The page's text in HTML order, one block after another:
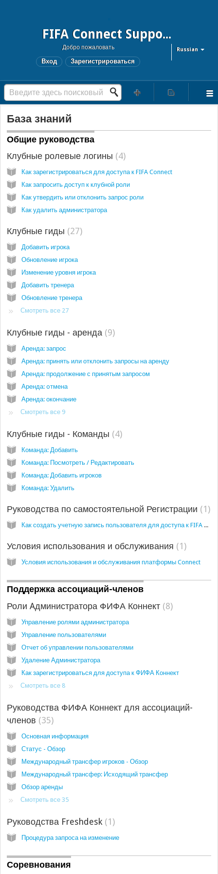
FIFA Connect Support and FCMS Support
Russian
Добро пожаловать
Вход Зарегистрироваться
База знаний
Общие руководства
Клубные ролевые логины
4
Как зарегистрироваться для доступа к FIFA Connect
Как запросить доступ к клубной роли
Как утвердить или отклонить запрос роли
Как удалить администратора
Клубные гиды 27
Добавить игрока
Обновление игрока
Изменение уровня игрока
Добавить тренера
Обновление тренера
Смотреть все 27
Клубные гиды - аренда 9
Аренда: запрос
Аренда: принять или отклонить запросы на аренду
Аренда: продолжение с принятым запросом
Аренда: oтмена
Аренда: окончание
Смотреть все 9
Клубные гиды - Команды 4
Команда: Добавить
Команда: Посмотреть / Редактировать
Команда: Добавить игроков
Команда: Удалить
Руководства по самостоятельной Регистрации 1
Как создать учетную запись пользователя для доступа к FIFA Connect
Условия использования и обслуживания 1
Условия использования и обслуживания платформы Connect
Поддержка ассоциаций-членов
Роли Aдминистратора ФИФА Коннект 8
Управление ролями администратора
Управление пользователями
Отчет об управлении пользователями
Удаление Администратора
Как зарегистрироваться для доступа к ФИФА Коннект
Смотреть все 8
Руководства ФИФА Коннект для ассоциаций-
членов
35
Основная информация
Статус - Обзор
Международный трансфер игроков - Обзор
Международный трансфер: Исходящий трансфер
Обзор аренды
Смотреть все 35
Руководства Freshdesk 1
Процедура запроса на изменение
Соревнования